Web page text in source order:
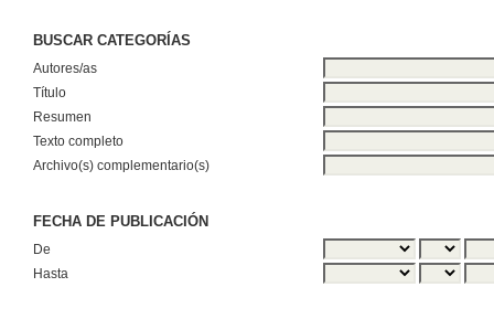
BUSCAR CATEGORÍAS
Autores/as
Título
Resumen
Texto completo
Archivo(s) complementario(s)
FECHA DE PUBLICACIÓN
De
Hasta